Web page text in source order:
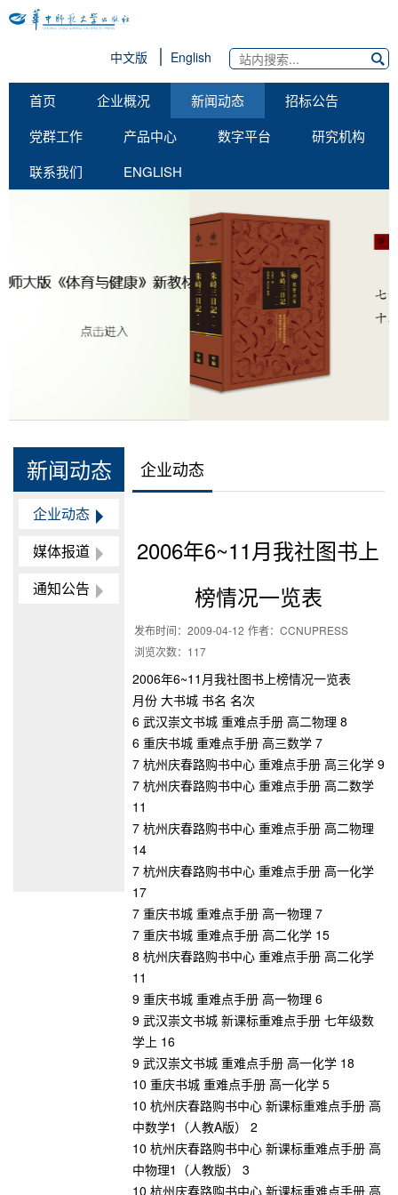
中文版 English
首页 企业概况 新闻动态
招标公告
党群工作
产品中心 数字平台
研究机构
联系我们
ENGLISH
新闻动态
企业动态
媒体报道
通知公告
企业动态
2006年6~11月我社图书上
榜情况一览表
发布时间： 2009-04-12 作者： CCNUPRESS
浏览次数： 117
2006年6~11月我社图书上榜情况一览表
月份 大书城 书名 名次
6 武汉崇文书城 重难点手册 高二物理 8
6 重庆书城 重难点手册 高三数学 7
7 杭州庆春路购书中心 重难点手册 高三化学 9
7 杭州庆春路购书中心 重难点手册 高二数学
11
7 杭州庆春路购书中心 重难点手册 高二物理
14
7 杭州庆春路购书中心 重难点手册 高一化学
17
7 重庆书城 重难点手册 高一物理 7
7 重庆书城 重难点手册 高二化学 15
8 杭州庆春路购书中心 重难点手册 高二化学
11
9 重庆书城 重难点手册 高一物理 6
9 武汉崇文书城 新课标重难点手册 七年级数
学上 16
9 武汉崇文书城 重难点手册 高一化学 18
10 重庆书城 重难点手册 高一化学 5
10 杭州庆春路购书中心 新课标重难点手册 高
中数学1（人教A版） 2
10 杭州庆春路购书中心 新课标重难点手册 高
中物理1（人教版） 3
10 杭州庆春路购书中心 新课标重难点手册 高